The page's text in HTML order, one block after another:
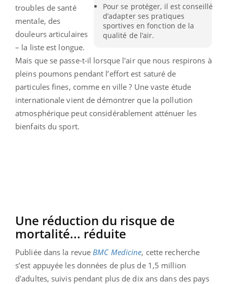
Pour se protéger, il est conseillé
d’adapter ses pratiques
sportives en fonction de la
qualité de l’air.
troubles de santé
mentale, des
douleurs articulaires
– la liste est longue.
Mais que se passe-t-il lorsque l'air que nous respirons à
pleins poumons pendant l’effort est saturé de
particules fines, comme en ville ? Une vaste étude
internationale vient de démontrer que la pollution
atmosphérique peut considérablement atténuer les
bienfaits du sport.
Une réduction du risque de
mortalité... réduite
Publiée dans la revue BMC Medicine, cette recherche
s’est appuyée les données de plus de 1,5 million
d'adultes, suivis pendant plus de dix ans dans des pays